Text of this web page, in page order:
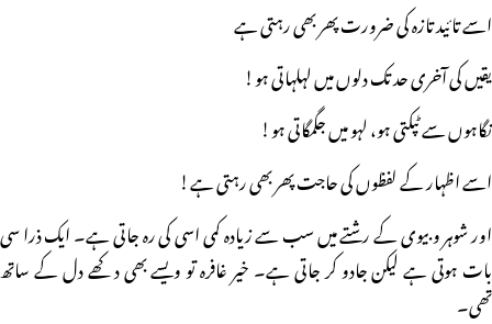
اسے تائید تازہ کی ضرورت پھر بھی رہتی ہے
یقیں کی آخری حد تک دلوں میں لہلہاتی ہو!
نگاہوں سے ٹپکتی ہو، لہو میں جگمگاتی ہو!
اسے اظہار کے لفظوں کی حاجت پھر بھی رہتی ہے!
اور شوہر و بیوی کے رشتے میں سب سے زیادہ کمی اسی کی رہ جاتی ہے۔ ایک ذرا سی
بات ہوتی ہے لیکن جادو کر جاتی ہے۔ خیر غافرہ تو ویسے بھی دکھے دل کے ساتھ
تھی۔